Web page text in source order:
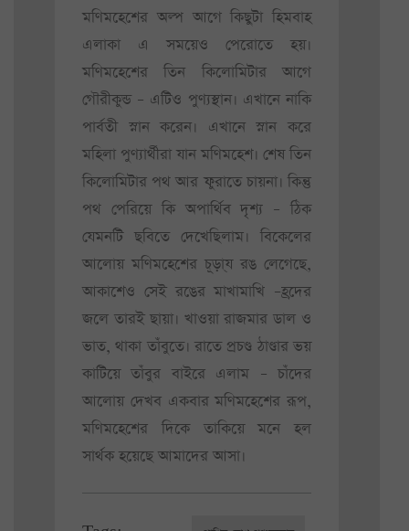
মণিমহেশের অল্প আগে কিছুটা হিমবাহ
এলাকা এ সময়েও পেরোতে হয়।
মণিমহেশের তিন কিলোমিটার আগে
গৌরীকুন্ড – এটিও পুণ্যস্থান। এখানে নাকি
পার্বতী স্নান করেন। এখানে স্নান করে
মহিলা পুণ্যার্থীরা যান মণিমহেশ। শেষ তিন
কিলোমিটার পথ আর ফুরাতে চায়না। কিন্তু
পথ পেরিয়ে কি অপার্থিব দৃশ্য – ঠিক
যেমনটি ছবিতে দেখেছিলাম। বিকেলের
আলোয় মণিমহেশের চূড়া্য রঙ লেগেছে,
আকাশেও সেই রঙের মাখামাখি –হ্রদের
জলে তারই ছায়া। খাওয়া রাজমার ডাল ও
ভাত, থাকা তাঁবুতে। রাতে প্রচণ্ড ঠাণ্ডার ভয়
কাটিয়ে তাঁবুর বাইরে এলাম – চাঁদের
আলোয় দেখব একবার মণিমহেশের রূপ,
মণিমহেশের দিকে তাকিয়ে মনে হল
সার্থক হয়েছে আমাদের আসা।